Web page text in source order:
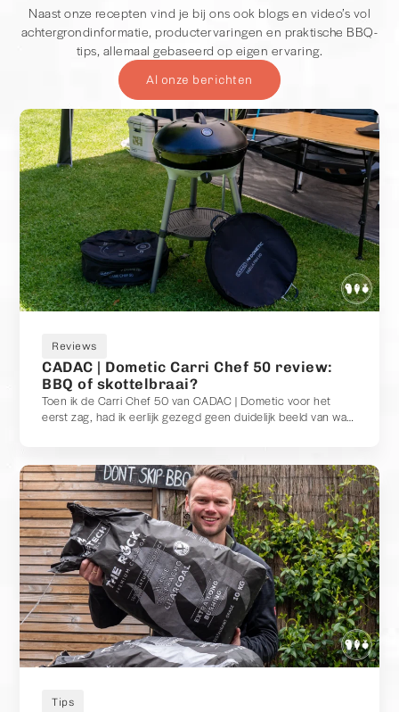
Naast onze recepten vind je bij ons ook blogs en video’s vol
achtergrondinformatie, productervaringen en praktische BBQ-
tips, allemaal gebaseerd op eigen ervaring.
Al onze berichten
Reviews
CADAC | Dometic Carri Chef 50 review:
BBQ of skottelbraai?
Toen ik de Carri Chef 50 van CADAC | Dometic voor het
eerst zag, had ik eerlijk gezegd geen duidelijk beeld van wat
Chef zag, dacht ik juist: dit lijkt toch gewoon op een BBQ?
Dat maakte mij nieuwsgierig. Is het een barbecue? Een
skottelbraai? Of misschien allebei? Na meerdere keren
gebruiken, van het grillen van een flinke ribeye tot het roken
van zalm met een rookbox, heb ik inmiddels een goed beeld
van wat deze CADAC nu eigenlijk is. En ik moet zeggen: hij
heeft me op meerdere punten verrast.
Tips